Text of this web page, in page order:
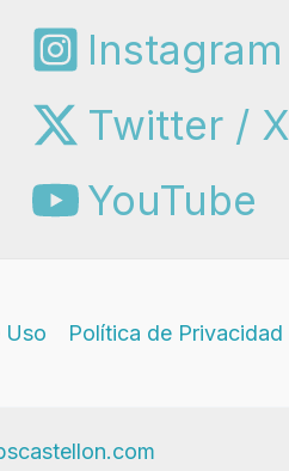
Instagram
Twitter / X
YouTube
Uso Política de Privacidad